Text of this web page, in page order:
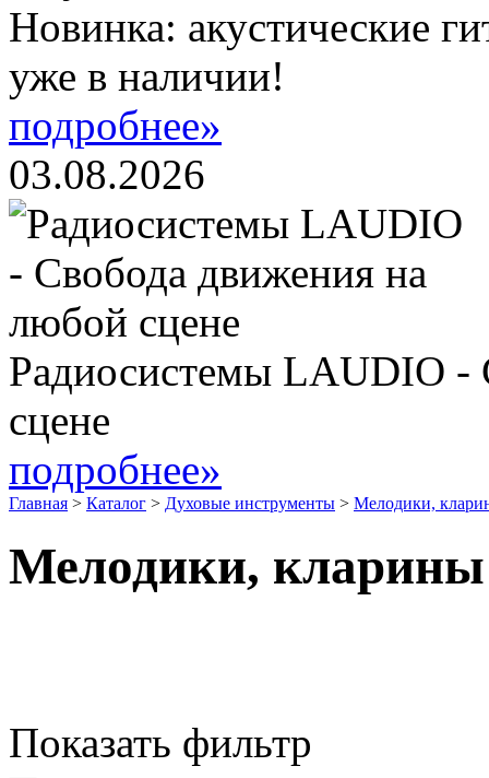
Новинка: акустические
уже в наличии!
подробнее»
03.08.2026
Радиосистемы LAUDIO -
сцене
подробнее»
Главная > Каталог > Духовые инструменты > Мелодики,
Мелодики, кларины
Показать фильтр